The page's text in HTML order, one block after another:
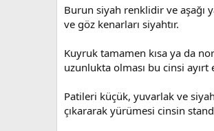
Burun siyah renklidir ve aşağı
ve göz kenarları siyahtır.
Kuyruk tamamen kısa ya da
uzunlukta olması bu cinsi
Patileri küçük, yuvarlak ve
çıkararak yürümesi cinsin